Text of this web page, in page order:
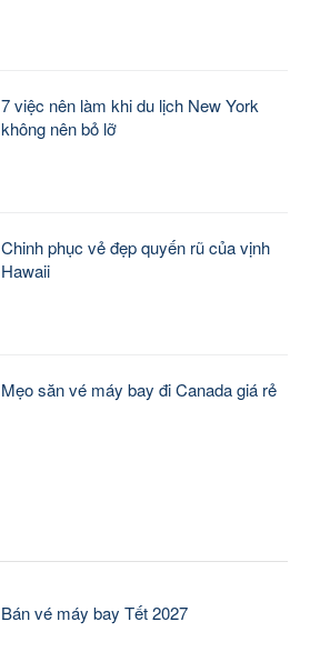
7 việc nên làm khi du lịch New York
không nên bỏ lỡ
Chinh phục vẻ đẹp quyến rũ của vịnh
Hawaii
Mẹo săn vé máy bay đi Canada giá rẻ
Bán vé máy bay Tết 2027